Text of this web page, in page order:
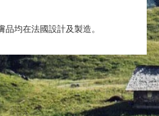
均在法國設計及製造。